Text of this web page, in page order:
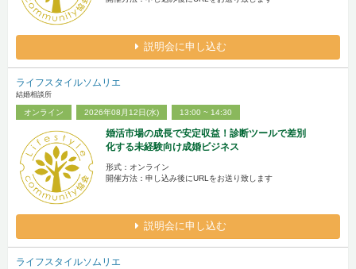
説明会に申し込む
ライフスタイルソムリエ
結婚相談所
オンライン 2026年08月12日(水) 13:00 ~ 14:30
婚活市場の成長で安定収益！診断ツールで差別
化する未経験向け成婚ビジネス
形式：オンライン
開催方法：申し込み後にURLをお送り致します
説明会に申し込む
ライフスタイルソムリエ